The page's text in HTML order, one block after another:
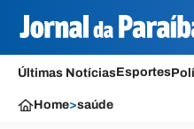
Últimas NotíciasEsportes
Home>saúde